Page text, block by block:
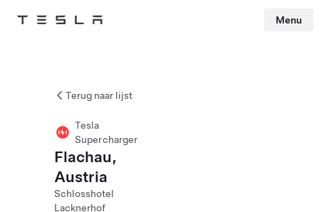
Tesla Menu
Terug naar lijst
Tesla
Supercharger
Flachau,
Austria
Schlosshotel
Lacknerhof